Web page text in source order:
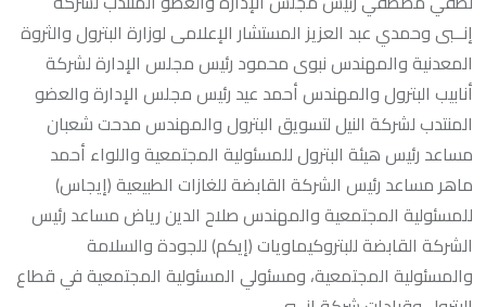
إنــبى وحمدي عبد العزيز المستشار الإعلامى لوزارة البترول والثروة
المعدنية والمهندس نبوى محمود رئيس مجلس الإدارة لشركة
أنابيب البترول والمهندس أحمد عيد رئيس مجلس الإدارة والعضو
المنتدب لشركة النيل لتسويق البترول والمهندس مدحت شعبان
مساعد رئيس هيئة البترول للمسئولية المجتمعية واللواء أحمد
ماهر مساعد رئيس الشركة القابضة للغازات الطبيعية (إيجاس)
للمسئولية المجتمعية والمهندس صلاح الدين رياض مساعد رئيس
الشركة القابضة للبتروكيماويات (إيكم) للجودة والسلامة
والمسئولية المجتمعية، ومسئولي المسئولية المجتمعية في قطاع